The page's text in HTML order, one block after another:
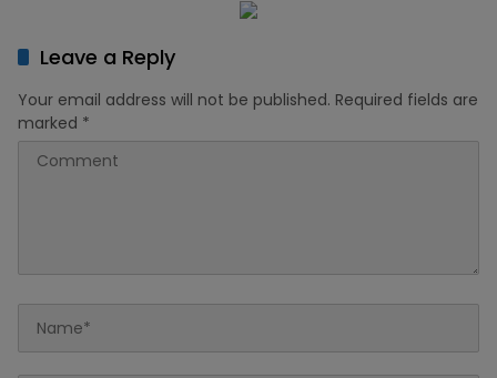
Leave a Reply
Your email address will not be published. Required fields are
marked *